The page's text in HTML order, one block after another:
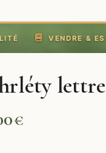
VENDRE &
€